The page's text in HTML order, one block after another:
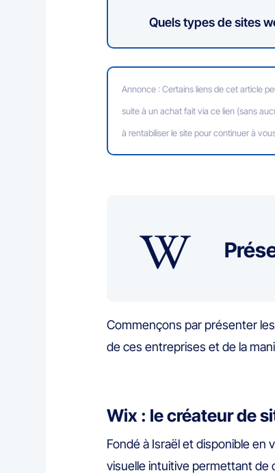
Quels types de sites
Annonce : Certains liens de cet article
suite à un achat fait via ce lien (sans
à rentabiliser le site pour continuer à

Commençons par présenter
de ces entreprises et de la
Wix : le créateur de
Fondé à Israël et disponible en
visuelle intuitive permettant de